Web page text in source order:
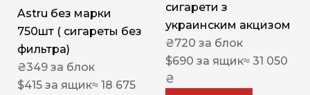
Astru без марки
750шт ( сигареты без
фильтра)
₴349 за блок
$415 за ящик≈ 18 675
сигарети з
украинским акцизом
₴720 за блок
$690 за ящик≈ 31 050
₴